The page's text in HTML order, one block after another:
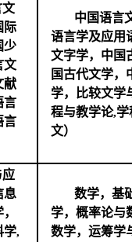
文
际
少
文
献
言
言
中国语言
语言学及应用
文字学，中国
国古代文学，
学，比较文学
程与教学论,学
文）
应
息
学,
数学，基
学，概率论与
数学，运筹学